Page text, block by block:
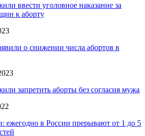
ввести уголовное наказание за
к аборту
о снижении числа абортов в
запретить аборты без согласия мужа
ежегодно в России прерывают от 1 до 5